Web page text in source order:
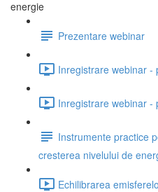
energie
Prezentare webinar
Inregistrare webinar -
Inregistrare webinar -
Instrumente practice
cresterea nivelului de
Echilibrarea